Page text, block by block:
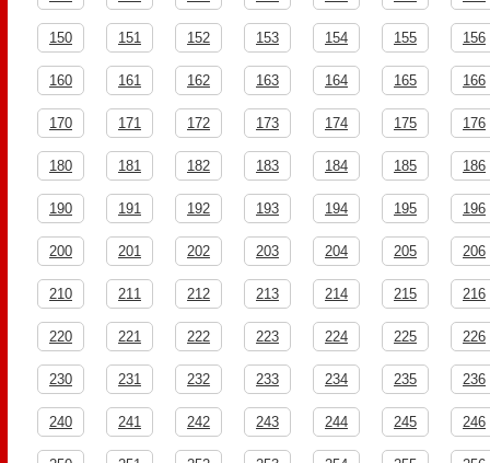
150 151 152 153 154 155 156
160 161 162 163 164 165 166
170 171 172 173 174 175 176
180 181 182 183 184 185 186
190 191 192 193 194 195 196
200 201 202 203 204 205 206
210 211 212 213 214 215 216
220 221 222 223 224 225 226
230 231 232 233 234 235 236
240 241 242 243 244 245 246